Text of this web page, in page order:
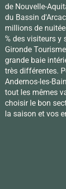
de Nouvelle-
du Bassin
millions de
% des visiteurs y
Gironde
grande baie
très différentes.
Andernos-les-
tout les mêmes
choisir le bon
la saison et vos